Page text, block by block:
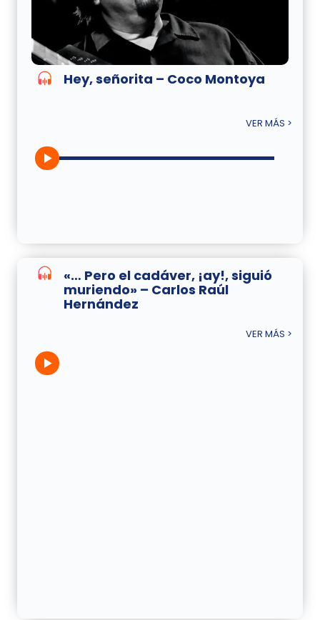
Hey, señorita – Coco Montoya
VER MÁS >
«… Pero el cadáver, ¡ay!, siguió
muriendo» – Carlos Raúl
Hernández
VER MÁS >